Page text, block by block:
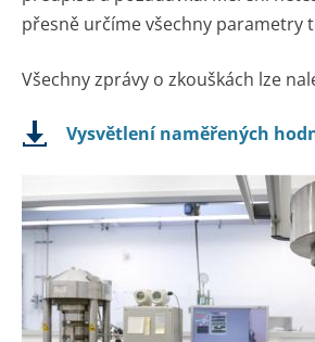
přesně určíme všechny parametry
Všechny zprávy o zkouškách lze
Vysvětlení naměřených